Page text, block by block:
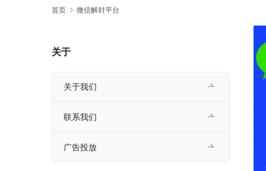
首页 微信解封平台
关于
关于我们
联系我们
广告投放